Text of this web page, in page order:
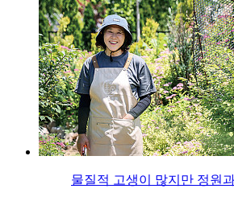
물질적 고생이 많지만 정원